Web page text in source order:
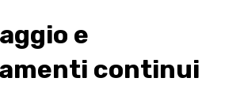
e
continui